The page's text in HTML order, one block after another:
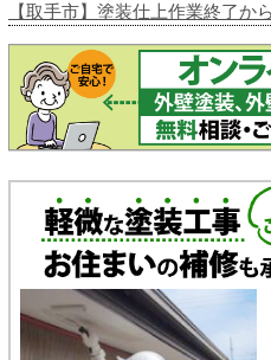
【取手市】塗装仕上作業終了か